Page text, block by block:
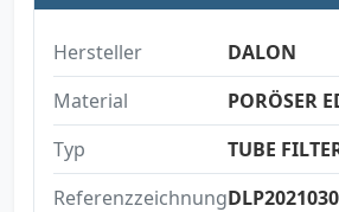
Hersteller
DALON
Material
PORÖSER
Typ
TUBE
Referenzzeichnung